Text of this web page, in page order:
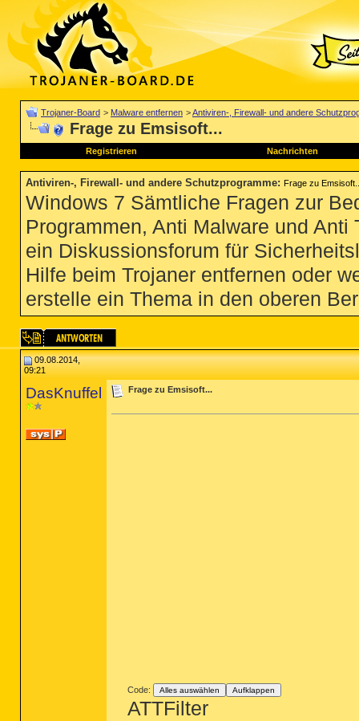
Trojaner-Board > Malware entfernen >Antiviren-, Firewall- und andere
Frage zu Emsisoft...
Registrieren Nachrichten
Antiviren-, Firewall- und andere Schutzprogramme: Frage zu
Windows 7 Sämtliche Fragen zur
Programmen, Anti Malware und
ein Diskussionsforum für
Hilfe beim Trojaner entfernen oder
erstelle ein Thema in den oberen
09.08.2014,
09:21
DasKnuffel Frage zu Emsisoft...
Code: Alles auswählen Aufklappen
ATTFilter